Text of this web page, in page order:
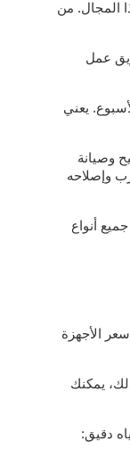
المجال. من
عمل
يعني
وصيانة
وإصلاحه
أنواع
الأجهزة
يمكنك
دقيق: